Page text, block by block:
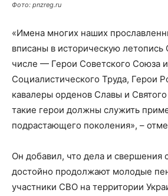
Фото: pnzreg.ru
«Имена многих наших
вписаны в историческую летопись
числе — Герои Советского Союза и
Социалистического Труда, Герои
кавалеры орденов Славы и
такие герои должны служить
подрастающего поколения», –
Он добавил, что дела и свершения
достойно продолжают молодые
участники СВО на территории